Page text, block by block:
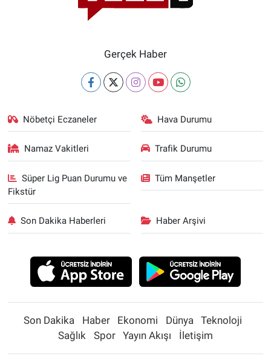
Gerçek Haber
Nöbetçi Eczaneler Hava Durumu
Namaz Vakitleri Trafik Durumu
Süper Lig Puan Durumu ve
Fikstür
Tüm Manşetler
Son Dakika Haberleri Haber Arşivi
Son Dakika Haber Ekonomi Dünya
Teknoloji
Sağlık
Spor Yayın Akışı İletişim